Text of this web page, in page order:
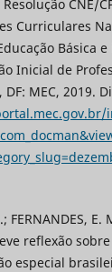
Resolução CNE/
Curriculares
Básica
Inicial de
DF: MEC, 2019.
FERNANDES,
reflexão
especial